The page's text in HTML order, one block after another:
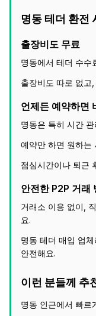
명동 테더 환전
출장비도 무료
명동에서 테더 수수
출장비도 따로 없고
언제든 예약하면
명동은 특히 시간
예약만 하면 원하는
점심시간이나 퇴근
안전한 P2P 거래
거래소 이용 없이,
요.
명동 테더 매입 업
안전해요.
이런 분들께 추
명동 인근에서 빠르